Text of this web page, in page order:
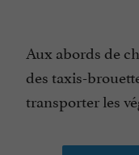
Aux abords de
des taxis-
transporter les